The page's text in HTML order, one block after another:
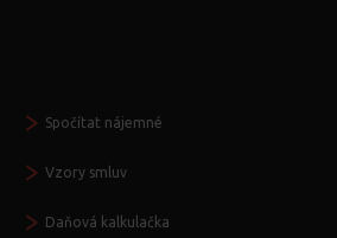
Spočítat nájemné
Vzory smluv
Daňová kalkulačka